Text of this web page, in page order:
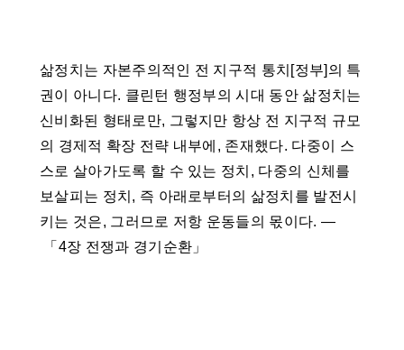
삶정치는 자본주의적인 전 지구적 통치[정부]의 특
권이 아니다. 클린턴 행정부의 시대 동안 삶정치는
신비화된 형태로만, 그렇지만 항상 전 지구적 규모
의 경제적 확장 전략 내부에, 존재했다. 다중이 스
스로 살아가도록 할 수 있는 정치, 다중의 신체를
보살피는 정치, 즉 아래로부터의 삶정치를 발전시
키는 것은, 그러므로 저항 운동들의 몫이다. ―
「4장 전쟁과 경기순환」